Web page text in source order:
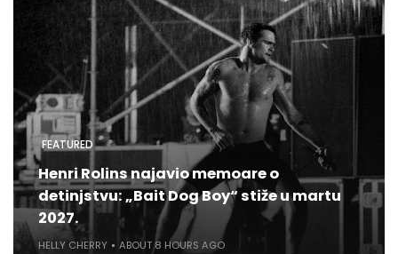
FEATURED
Henri Rolins najavio memoare o
detinjstvu: „Bait Dog Boy“ stiže u martu
2027.
HELLY CHERRY ABOUT 8 HOURS AGO